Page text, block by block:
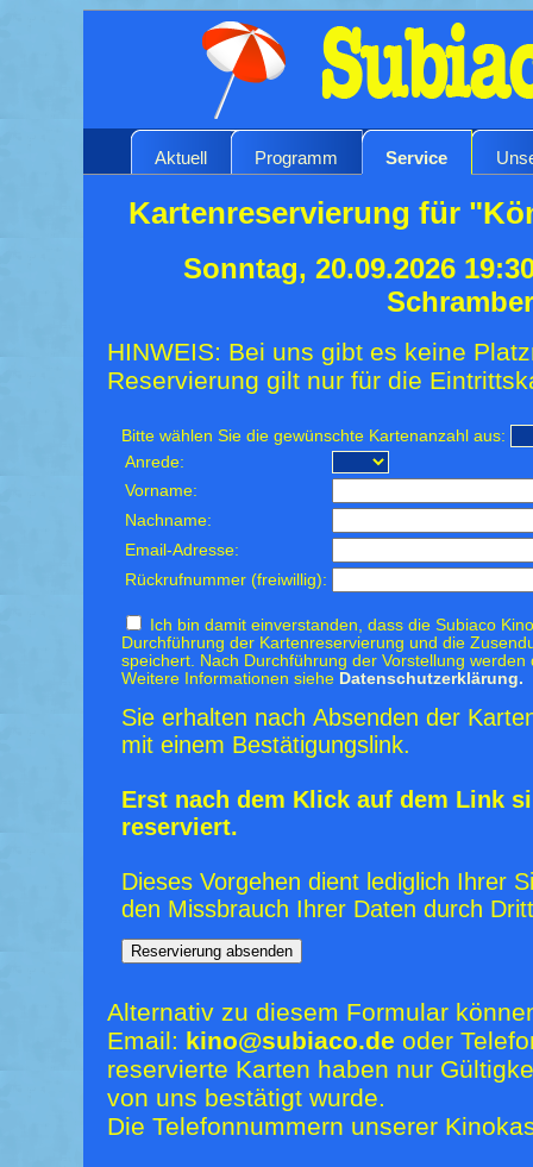
Aktuell Programm Service
Kartenreservierung für
Sonntag, 20.09.2026
HINWEIS: Bei uns gibt es keine
Reservierung gilt nur für die
Bitte wählen Sie die gewünschte Kartenanzahl aus:
Anrede:
Vorname:
Nachname:
Email-Adresse:
Rückrufnummer (freiwillig):
Ich bin damit einverstanden, dass die Subiaco
Durchführung der Kartenreservierung und die
speichert. Nach Durchführung der Vorstellung
Weitere Informationen siehe Datenschutzerklärung.
Sie erhalten nach Absenden der
mit einem Bestätigungslink.
Erst nach dem Klick auf dem Link
reserviert.
Dieses Vorgehen dient lediglich Ihrer
den Missbrauch Ihrer Daten durch
Alternativ zu diesem Formular
Email: kino@subiaco.de oder
reservierte Karten haben nur
von uns bestätigt wurde.
Die Telefonnummern unserer